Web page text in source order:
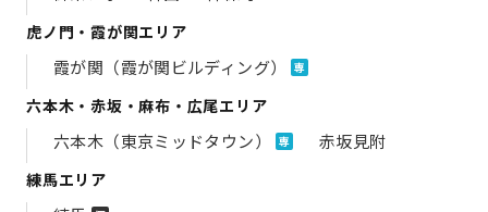
虎ノ門・霞が関エリア
霞が関（霞が関ビルディング） 専
六本木・赤坂・麻布・広尾エリア
六本木（東京ミッドタウン） 専 赤坂見附
練馬エリア